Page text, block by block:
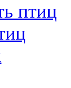
птиц